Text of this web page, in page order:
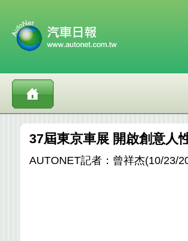
37屆東京車展 開啟創意人
AUTONET記者：曾祥杰(10/23/